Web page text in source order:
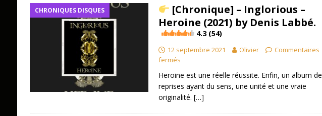
CHRONIQUES DISQUES
[Chronique] – Inglorious –
Heroine (2021) by Denis Labbé.
4.3 (54)
12 septembre 2021 Olivier
Commentaires
fermés
Heroine est une réelle réussite. Enfin, un album de
reprises ayant du sens, une unité et une vraie
originalité. […]